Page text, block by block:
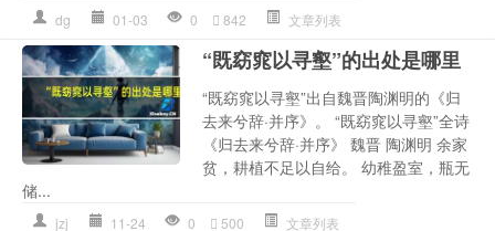
dg 01-03 0 842 文章列表
“既窈窕以寻壑”的出处是哪里
“既窈窕以寻壑”出自魏晋陶渊明的《归
去来兮辞·并序》。 “既窈窕以寻壑”全诗
《归去来兮辞·并序》 魏晋 陶渊明 余家
贫，耕植不足以自给。 幼稚盈室，瓶无
储...
jzj 11-24 0 500 文章列表